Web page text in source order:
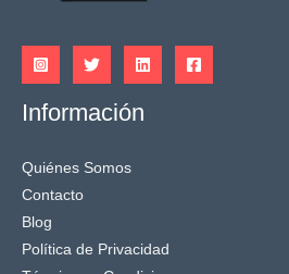
Información
Quiénes Somos
Contacto
Blog
Política de Privacidad